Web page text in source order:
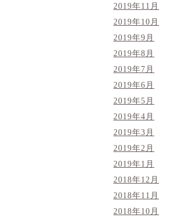
2019年11月
2019年10月
2019年9月
2019年8月
2019年7月
2019年6月
2019年5月
2019年4月
2019年3月
2019年2月
2019年1月
2018年12月
2018年11月
2018年10月